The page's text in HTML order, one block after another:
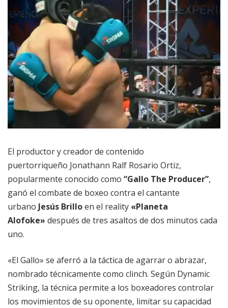
El productor y creador de contenido
puertorriqueño Jonathann Ralf Rosario Ortiz,
popularmente conocido como “Gallo The Producer”,
ganó el combate de boxeo contra el cantante
urbano Jesús Brilloen el reality «Planeta
Alofoke» después de tres asaltos de dos minutos cada
uno.
«El Gallo» se aferró a la táctica de agarrar o abrazar,
nombrado técnicamente como clinch. Según Dynamic
Striking, la técnica permite a los boxeadores controlar
los movimientos de su oponente, limitar su capacidad